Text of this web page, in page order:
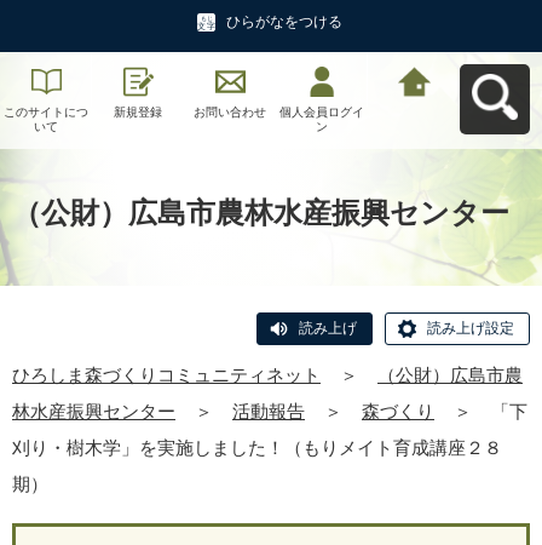
ひらがなをつける
このサイトにつ
いて
新規登録 お問い合わせ
個人会員ログイ
ン
（公財）広島市農林水産振興センター
読み上げ 読み上げ設定
ひろしま森づくりコミュニティネット ＞
（公財）広島市農
林水産振興センター
＞ 活動報告 ＞ 森づくり ＞
「下
刈り・樹木学」を実施しました！（もりメイト育成講座２８
期）